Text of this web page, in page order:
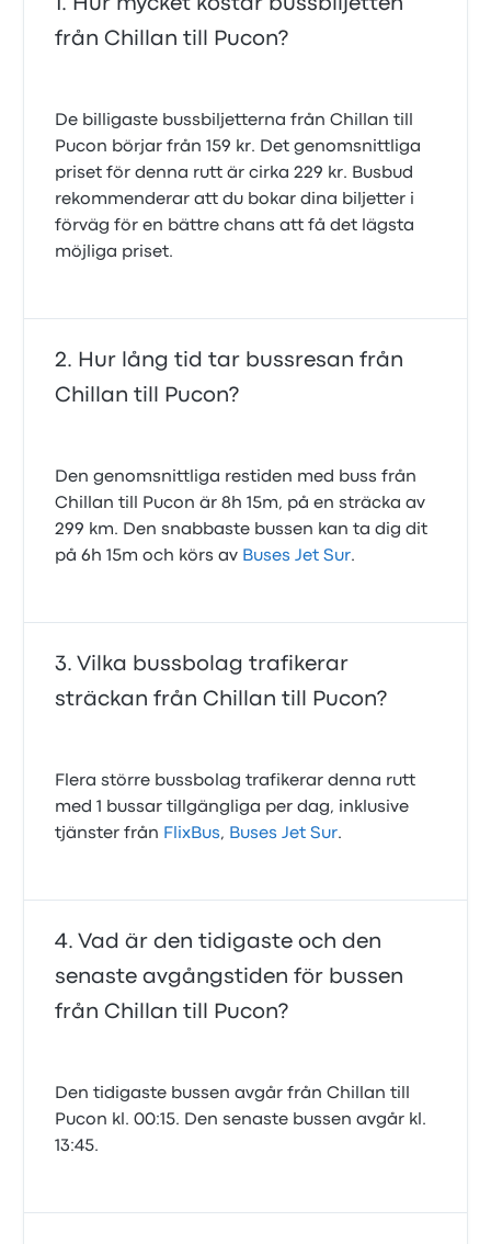
Hur mycket kostar bussbiljetten
från Chillan till Pucon?
De billigaste bussbiljetterna från Chillan till
Pucon börjar från 159 kr. Det genomsnittliga
priset för denna rutt är cirka 229 kr. Busbud
rekommenderar att du bokar dina biljetter i
förväg för en bättre chans att få det lägsta
möjliga priset.
Hur lång tid tar bussresan från
Chillan till Pucon?
Den genomsnittliga restiden med buss från
Chillan till Pucon är 8h 15m, på en sträcka av
299 km. Den snabbaste bussen kan ta dig dit
på 6h 15m och körs av Buses Jet Sur.
Vilka bussbolag trafikerar
sträckan från Chillan till Pucon?
Flera större bussbolag trafikerar denna rutt
med 1 bussar tillgängliga per dag, inklusive
tjänster från FlixBus, Buses Jet Sur.
Vad är den tidigaste och den
senaste avgångstiden för bussen
från Chillan till Pucon?
Den tidigaste bussen avgår från Chillan till
Pucon kl. 00:15. Den senaste bussen avgår kl.
13:45.